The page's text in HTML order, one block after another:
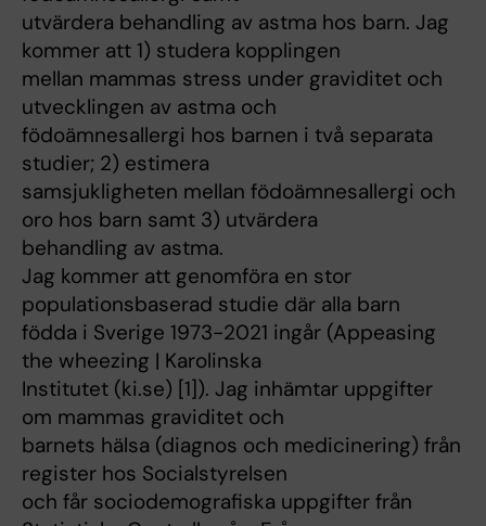
utvärdera behandling av astma hos barn. Jag
kommer att 1) studera kopplingen
mellan mammas stress under graviditet och
utvecklingen av astma och
födoämnesallergi hos barnen i två separata
studier; 2) estimera
samsjukligheten mellan födoämnesallergi och
oro hos barn samt 3) utvärdera
behandling av astma.
Jag kommer att genomföra en stor
populationsbaserad studie där alla barn
födda i Sverige 1973-2021 ingår (Appeasing
the wheezing | Karolinska
Institutet (ki.se) [1]). Jag inhämtar uppgifter
om mammas graviditet och
barnets hälsa (diagnos och medicinering) från
register hos Socialstyrelsen
och får sociodemografiska uppgifter från